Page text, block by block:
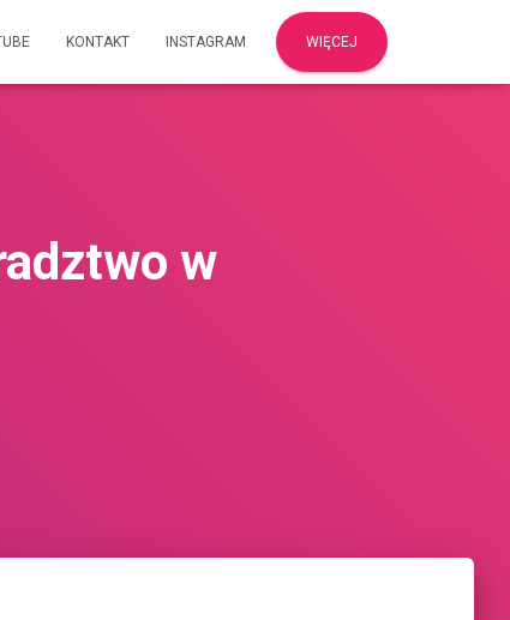
KONTAKT INSTAGRAM WIĘCEJ
w